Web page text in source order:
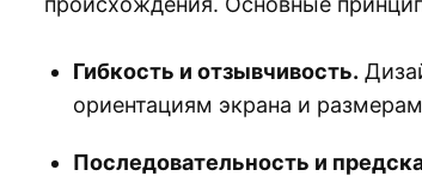
Гибкость и отзывчивость.
ориентациям экрана и
Последовательность и